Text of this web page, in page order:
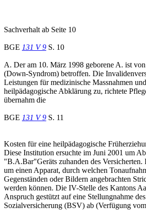
Sachverhalt ab Seite 10
BGE 131 V 9 S. 10
A. Der am 10. März 1998 geborene A. ist
(Down-Syndrom) betroffen. Die
Leistungen für medizinische Massnahmen
heilpädagogische Abklärung zu, richtete
übernahm die
BGE 131 V 9 S. 11
Kosten für eine heilpädagogische
Diese Institution ersuchte im Juni 2001 um
"B.A.Bar"Geräts zuhanden des Versicherten.
um einen Apparat, durch welchen
Gegenständen oder Bildern angebrachten
werden können. Die IV-Stelle des Kantons
Anspruch gestützt auf eine Stellungnahme
Sozialversicherung (BSV) ab (Verfügung